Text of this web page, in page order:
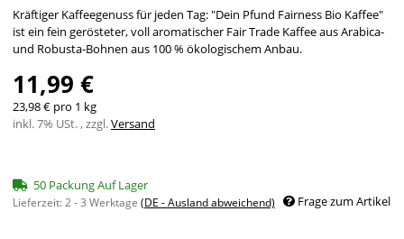
Kräftiger Kaffeegenuss für jeden Tag: "Dein Pfund Fairness Bio Kaffee"
ist ein fein gerösteter, voll aromatischer Fair Trade Kaffee aus Arabica-
und Robusta-Bohnen aus 100 % ökologischem Anbau.
11,99 €
23,98 € pro 1 kg
inkl. 7% USt. , zzgl.Versand
50 Packung Auf Lager
Lieferzeit:2 - 3 Werktage (DE - Ausland abweichend) Frage zum Artikel